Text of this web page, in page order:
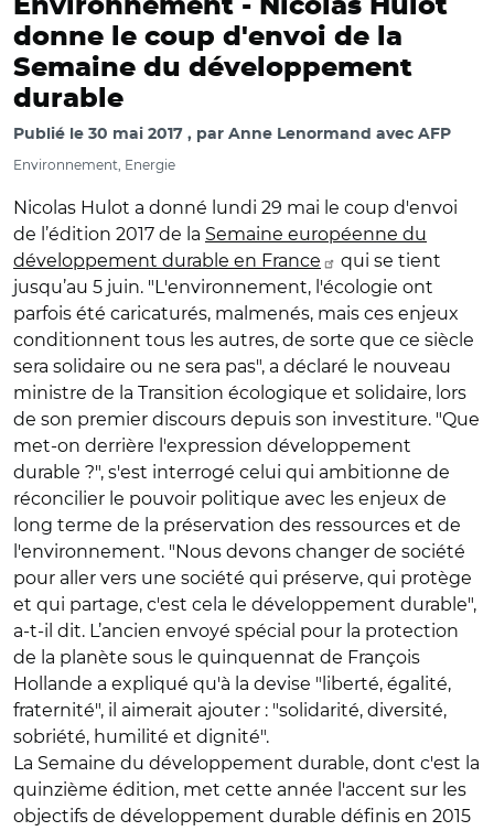
Environnement - Nicolas Hulot
donne le coup d'envoi de la
Semaine du développement
durable
Publié le 30 mai 2017 par Anne Lenormand avec AFP
Environnement, Energie
Nicolas Hulot a donné lundi 29 mai le coup d'envoi
de l’édition 2017 de la Semaine européenne du
développement durable en France
qui se tient
jusqu’au 5 juin. "L'environnement, l'écologie ont
parfois été caricaturés, malmenés, mais ces enjeux
conditionnent tous les autres, de sorte que ce siècle
sera solidaire ou ne sera pas", a déclaré le nouveau
ministre de la Transition écologique et solidaire, lors
de son premier discours depuis son investiture. "Que
met-on derrière l'expression développement
durable ?", s'est interrogé celui qui ambitionne de
réconcilier le pouvoir politique avec les enjeux de
long terme de la préservation des ressources et de
l'environnement. "Nous devons changer de société
pour aller vers une société qui préserve, qui protège
et qui partage, c'est cela le développement durable",
a-t-il dit. L’ancien envoyé spécial pour la protection
de la planète sous le quinquennat de François
Hollande a expliqué qu'à la devise "liberté, égalité,
fraternité", il aimerait ajouter : "solidarité, diversité,
sobriété, humilité et dignité".
La Semaine du développement durable, dont c'est la
quinzième édition, met cette année l'accent sur les
objectifs de développement durable définis en 2015